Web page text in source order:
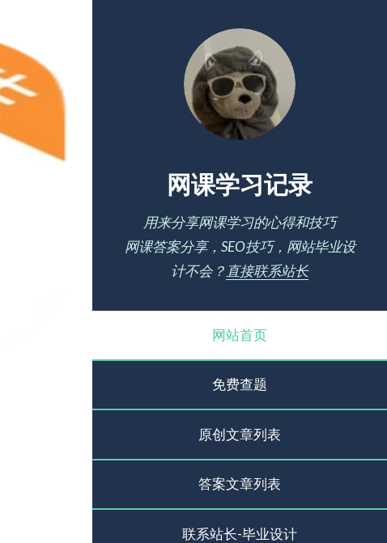
网课学习记录
用来分享网课学习的心得和技巧
网课答案分享，SEO技巧，网站毕业设
计不会？ 直接联系站长
网站首页
免费查题
原创文章列表
答案文章列表
联系站长-毕业设计